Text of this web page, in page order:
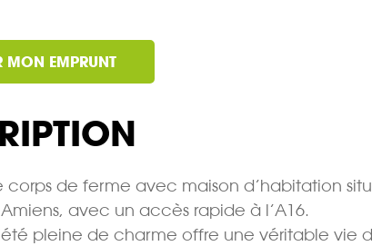
MON EMPRUNT
de ferme avec maison d’habitation
avec un accès rapide à l’A16.
pleine de charme offre une véritable vie